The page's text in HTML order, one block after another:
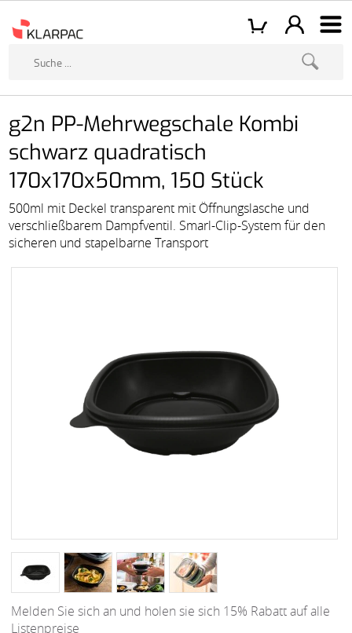
g2n PP-Mehrwegschale Kombi
schwarz quadratisch
170x170x50mm, 150 Stück
500ml mit Deckel transparent mit Öffnungslasche und
verschließbarem Dampfventil. Smarl-Clip-System für den
sicheren und stapelbarne Transport
Melden Sie sich an und holen sie sich 15% Rabatt auf alle
Listenpreise